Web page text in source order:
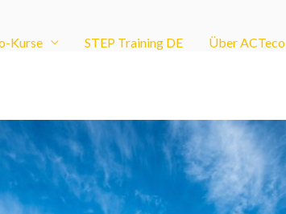
Kurse STEP Training DE Über ACTeco